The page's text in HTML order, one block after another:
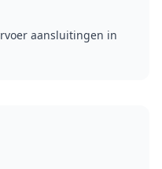
aansluitingen in